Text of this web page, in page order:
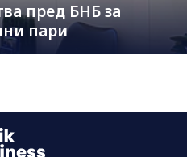
пред БНБ за
пари